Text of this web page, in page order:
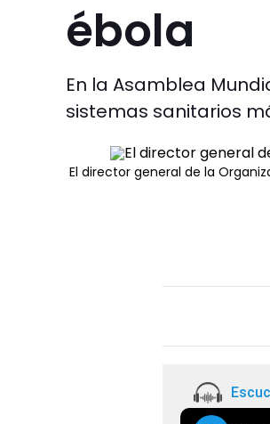
ébola
En la Asamblea
sistemas sanitarios
El director general de la